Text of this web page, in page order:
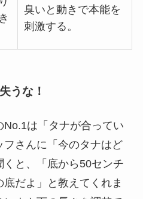
臭いと動きで本能を
刺激する。
うな！
は「タナが合ってい
さんに「今のタナはど
と、「底から50センチ
だよ」と教えてくれま